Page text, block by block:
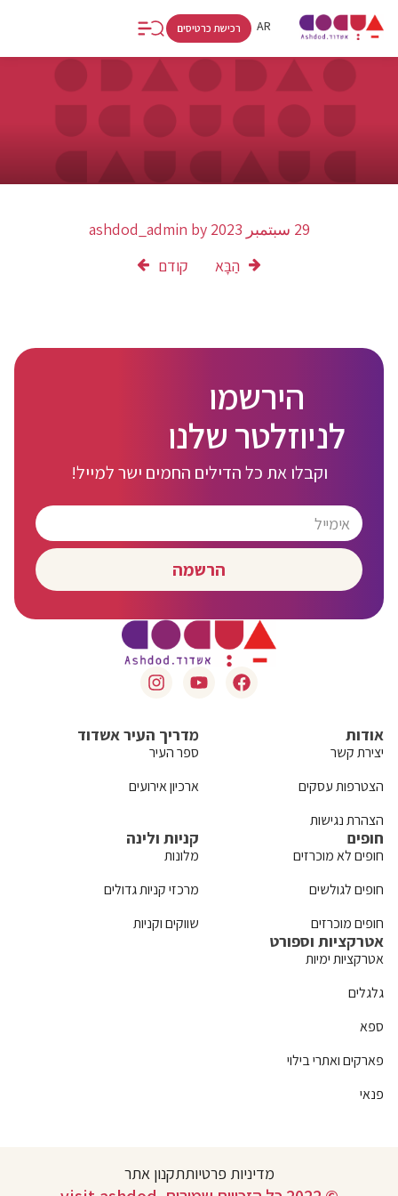
AR
HE
רכישת כרטיסים
29 سبتمبر 2023 by
ashdod_admin
קודם
הַבָּא
הירשמו
לניוזלטר שלנו
וקבלו את כל הדילים החמים ישר למייל!
הרשמה
אודות
יצירת קשר
הצטרפות עסקים
הצהרת נגישות
מדריך העיר אשדוד
ספר העיר
ארכיון אירועים
חופים
חופים לא מוכרזים
חופים לגולשים
חופים מוכרזים
קניות ולינה
מלונות
מרכזי קניות גדולים
שווקים וקניות
אטרקציות וספורט
אטרקציות ימיות
גלגלים
ספא
פארקים ואתרי בילוי
פנאי
מדיניות פרטיותתקנון אתר